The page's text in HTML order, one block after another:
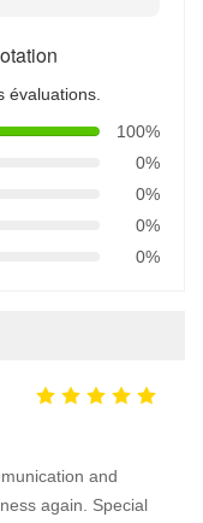
évaluations.
100%
0%
0%
0%
0%
and
again. Special